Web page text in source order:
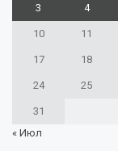
3 4
10 11
17 18
24 25
31
« Июл